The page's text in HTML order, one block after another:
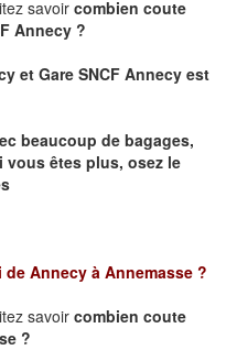
savoir combien coute
Annecy ?
et Gare SNCF Annecy est
beaucoup de bagages,
vous êtes plus, osez le
de Annecy à Annemasse ?
savoir combien coute
?